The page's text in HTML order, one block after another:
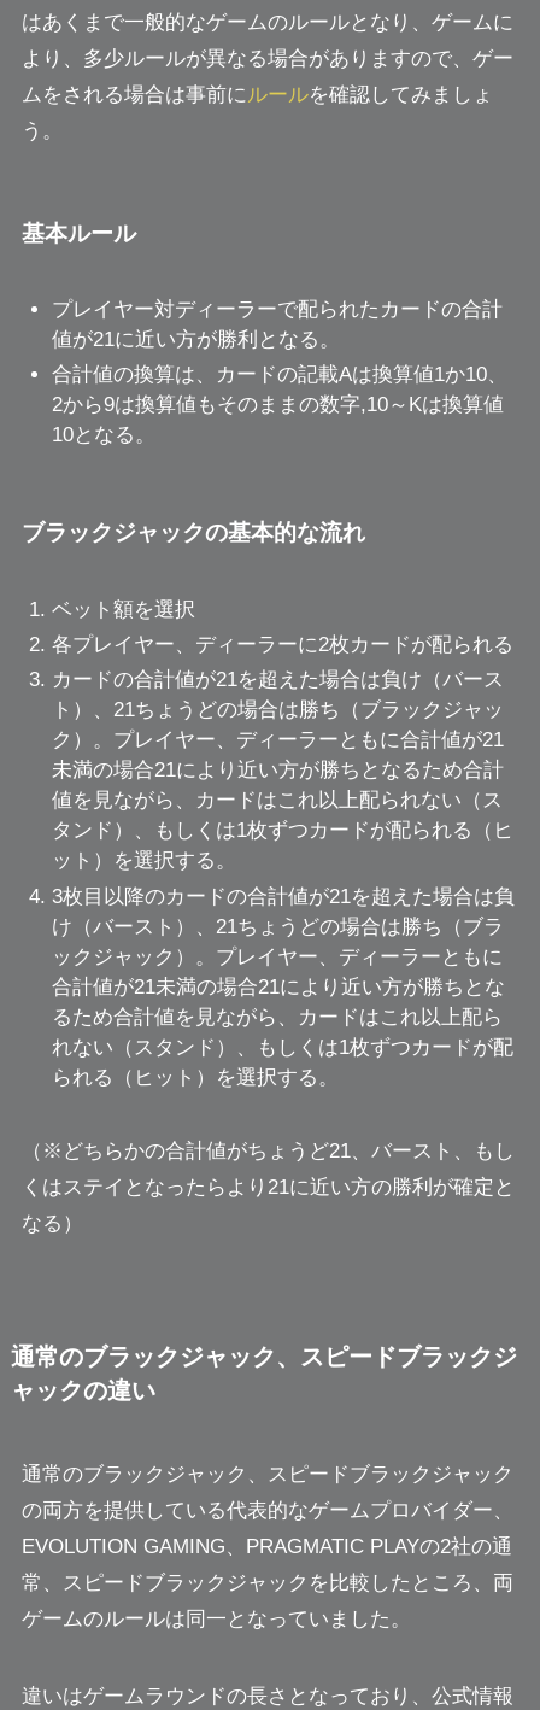
はあくまで一般的なゲームのルールとなり、ゲームに
より、多少ルールが異なる場合がありますので、ゲー
ムをされる場合は事前にルールを確認してみましょ
う。
基本ルール
プレイヤー対ディーラーで配られたカードの合計
値が21に近い方が勝利となる。
合計値の換算は、カードの記載Aは換算値1か10、
2から9は換算値もそのままの数字,10～Kは換算値
10となる。
ブラックジャックの基本的な流れ
ベット額を選択
各プレイヤー、ディーラーに2枚カードが配られる
カードの合計値が21を超えた場合は負け（バース
ト）、21ちょうどの場合は勝ち（ブラックジャッ
ク）。プレイヤー、ディーラーともに合計値が21
未満の場合21により近い方が勝ちとなるため合計
値を見ながら、カードはこれ以上配られない（ス
タンド）、もしくは1枚ずつカードが配られる（ヒ
ット）を選択する。
3枚目以降のカードの合計値が21を超えた場合は負
け（バースト）、21ちょうどの場合は勝ち（ブラ
ックジャック）。プレイヤー、ディーラーともに
合計値が21未満の場合21により近い方が勝ちとな
るため合計値を見ながら、カードはこれ以上配ら
れない（スタンド）、もしくは1枚ずつカードが配
られる（ヒット）を選択する。
（※どちらかの合計値がちょうど21、バースト、もし
くはステイとなったらより21に近い方の勝利が確定と
なる）
通常のブラックジャック、スピードブラックジ
ャックの違い
通常のブラックジャック、スピードブラックジャック
の両方を提供している代表的なゲームプロバイダー、
EVOLUTION GAMING、PRAGMATIC PLAYの2社の通
常、スピードブラックジャックを比較したところ、両
ゲームのルールは同一となっていました。
違いはゲームラウンドの長さとなっており、公式情報